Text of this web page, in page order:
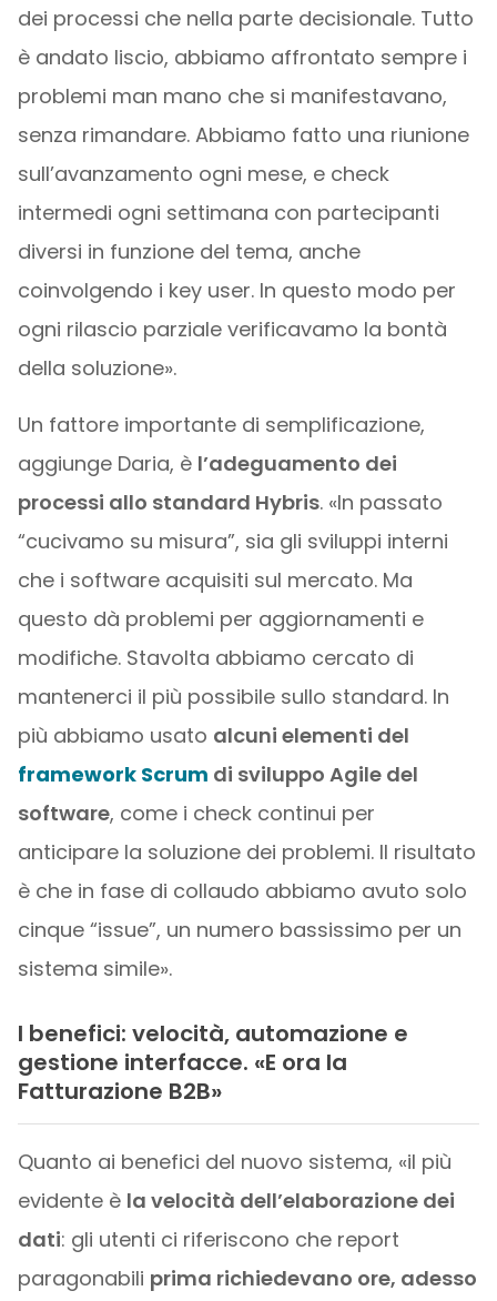
dei processi che nella parte decisionale. Tutto
è andato liscio, abbiamo affrontato sempre i
problemi man mano che si manifestavano,
senza rimandare. Abbiamo fatto una riunione
sull’avanzamento ogni mese, e check
intermedi ogni settimana con partecipanti
diversi in funzione del tema, anche
coinvolgendo i key user. In questo modo per
ogni rilascio parziale verificavamo la bontà
della soluzione».
Un fattore importante di semplificazione,
aggiunge Daria, è l’adeguamento dei
processi allo standard Hybris. «In passato
“cucivamo su misura”, sia gli sviluppi interni
che i software acquisiti sul mercato. Ma
questo dà problemi per aggiornamenti e
modifiche. Stavolta abbiamo cercato di
mantenerci il più possibile sullo standard. In
più abbiamo usato alcuni elementi del
framework Scrum di sviluppo Agile del
software, come i check continui per
anticipare la soluzione dei problemi. Il risultato
è che in fase di collaudo abbiamo avuto solo
cinque “issue”, un numero bassissimo per un
sistema simile».
I benefici: velocità, automazione e
gestione interfacce. «E ora la
Fatturazione B2B»
Quanto ai benefici del nuovo sistema, «il più
evidente è la velocità dell’elaborazione dei
dati: gli utenti ci riferiscono che report
paragonabili prima richiedevano ore, adesso